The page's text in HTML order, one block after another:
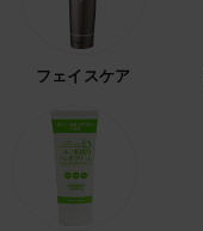
フェイスケア